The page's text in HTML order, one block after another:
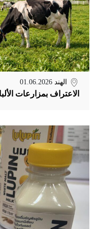
الهند 01.06.2026
الاعتراف بمزارعات